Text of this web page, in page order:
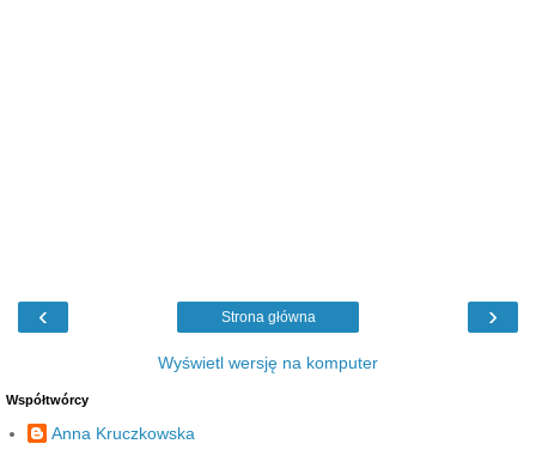
‹ ›
Strona główna
Wyświetl wersję na komputer
Współtwórcy
Anna Kruczkowska